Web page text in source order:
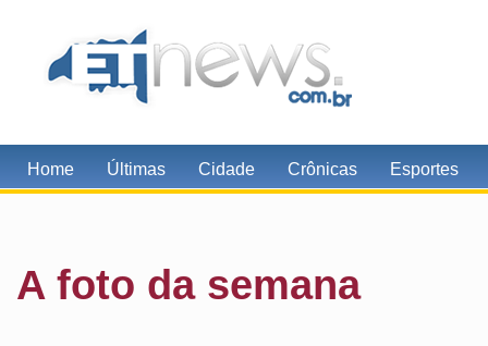
Home Últimas Cidade Crônicas Esportes
A foto da semana